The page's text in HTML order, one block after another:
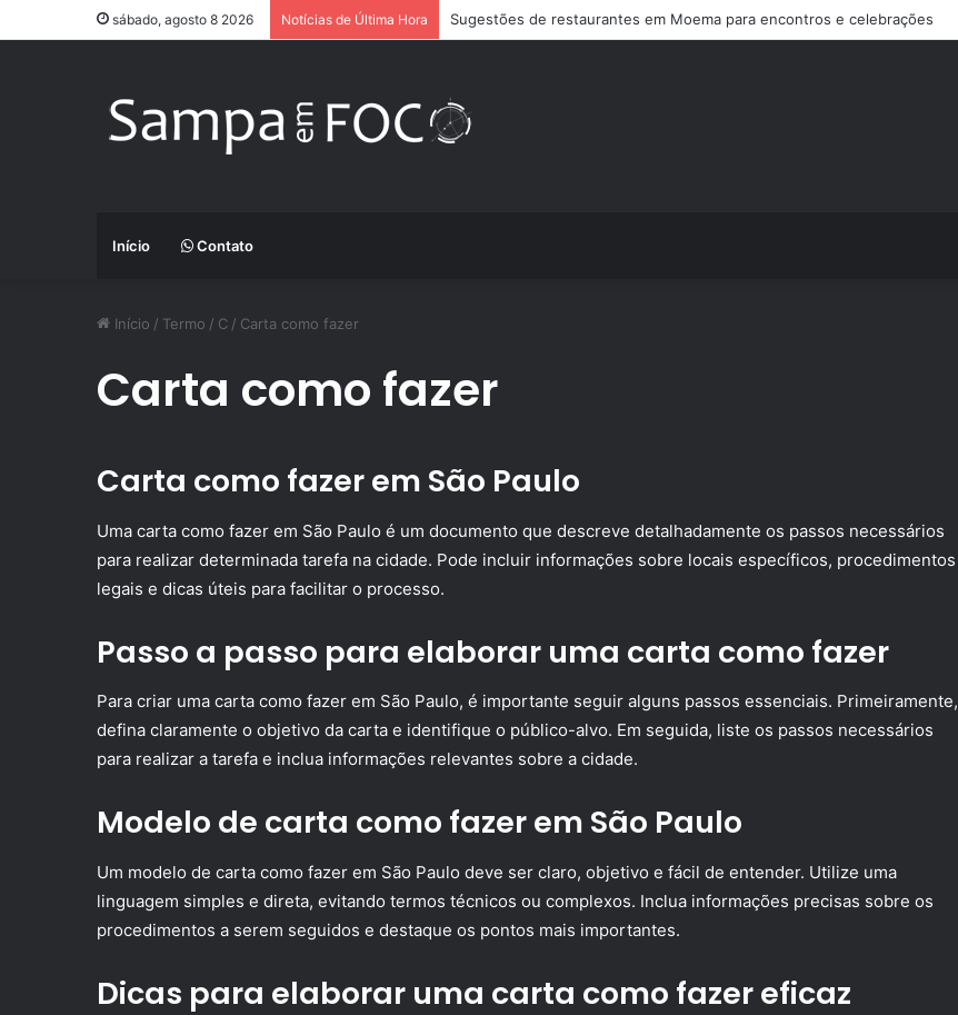
sábado, agosto 8 2026 Notícias de Última Hora Sugestões de restaurantes em Moema para encontros e celebrações
Início Contato
Início / Termo / C / Carta como fazer
Carta como fazer
Carta como fazer em São Paulo
Uma carta como fazer em São Paulo é um documento que descreve detalhadamente os passos necessários
para realizar determinada tarefa na cidade. Pode incluir informações sobre locais específicos, procedimentos
legais e dicas úteis para facilitar o processo.
Passo a passo para elaborar uma carta como fazer
Para criar uma carta como fazer em São Paulo, é importante seguir alguns passos essenciais. Primeiramente,
defina claramente o objetivo da carta e identifique o público-alvo. Em seguida, liste os passos necessários
para realizar a tarefa e inclua informações relevantes sobre a cidade.
Modelo de carta como fazer em São Paulo
Um modelo de carta como fazer em São Paulo deve ser claro, objetivo e fácil de entender. Utilize uma
linguagem simples e direta, evitando termos técnicos ou complexos. Inclua informações precisas sobre os
procedimentos a serem seguidos e destaque os pontos mais importantes.
Dicas para elaborar uma carta como fazer eficaz